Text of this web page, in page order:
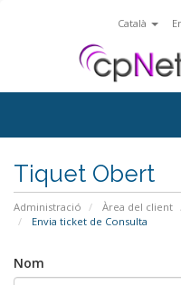
Català
Tiquet Obert
Administració Àrea del client
Envia ticket de Consulta
Nom